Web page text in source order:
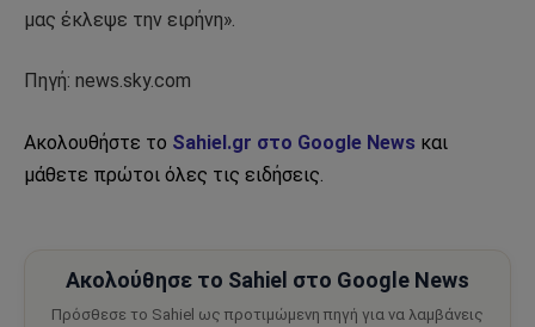
μας έκλεψε την ειρήνη».
Πηγή: news.sky.com
Ακολουθήστε το Sahiel.gr στο Google News και
μάθετε πρώτοι όλες τις ειδήσεις.
Ακολούθησε το Sahiel στο Google News
Πρόσθεσε το Sahiel ως προτιμώμενη πηγή για να λαμβάνεις